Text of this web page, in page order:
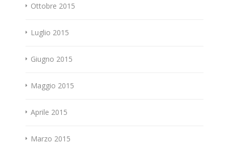
Ottobre 2015
Luglio 2015
Giugno 2015
Maggio 2015
Aprile 2015
Marzo 2015